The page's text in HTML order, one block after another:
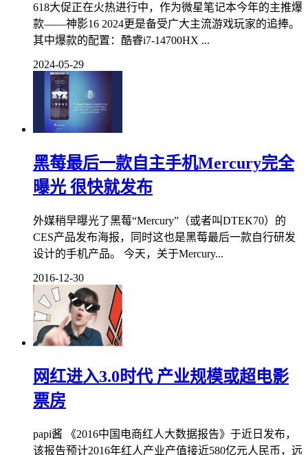
618大促正在火热进行中，作为微星笔记本今年的主推爆
款——神影16 2024更是备受广大主流游戏玩家的追捧。
其中爆款的配置：酷睿i7-14700HX ...
2024-05-29
黑莓最后一款自主手机Mercury完全
曝光 很快就发布
外媒稍早曝光了黑莓“Mercury”（或者叫DTEK70）的
CES产品发布海报，同时这也是黑莓最后一款自行研发
设计的手机产品。 今天，关于Mercury...
2016-12-30
网红进入3.0时代 产业规模或超电影
票房
papi酱 《2016中国电商红人大数据报告》于近日发布，
该报告预计2016年红人产业产值接近580亿元人民币，远